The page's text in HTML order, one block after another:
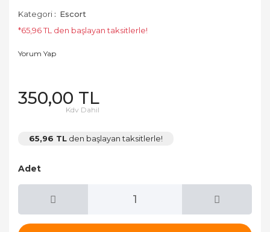
Kategori
Escort
*65,96 TL den başlayan taksitlerle!
Yorum Yap
350,00 TL
Kdv Dahil
65,96 TL den başlayan taksitlerle!
Adet